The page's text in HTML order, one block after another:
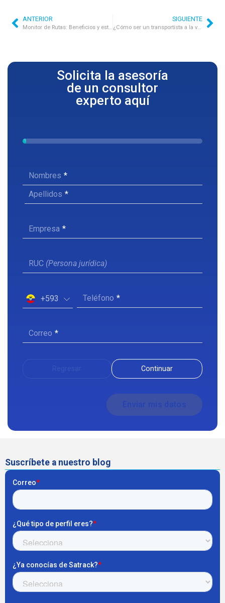
ANTERIOR
Monitor de Rutas: Beneficios y estadísticas clave para mejorar la logística
SIGUIENTE
¿Cómo ser un transportista a la vanguardia de la tecnología?
Nombres
Apellidos
Empresa
RUC (Persona jurídica)
+593 Teléfono
Correo
Continuar
Solicita la asesoría
de un consultor
experto aquí
Suscríbete a nuestro blog